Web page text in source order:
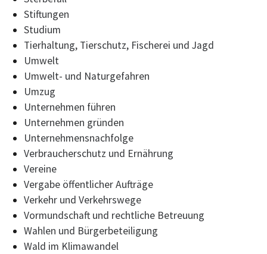
Stiftungen
Studium
Tierhaltung, Tierschutz, Fischerei und Jagd
Umwelt
Umwelt- und Naturgefahren
Umzug
Unternehmen führen
Unternehmen gründen
Unternehmensnachfolge
Verbraucherschutz und Ernährung
Vereine
Vergabe öffentlicher Aufträge
Verkehr und Verkehrswege
Vormundschaft und rechtliche Betreuung
Wahlen und Bürgerbeteiligung
Wald im Klimawandel